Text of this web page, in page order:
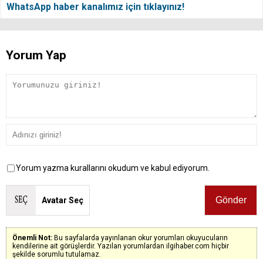
WhatsApp haber kanalımız için tıklayınız!
Yorum Yap
Yorum yazma kurallarını okudum ve kabul ediyorum.
Avatar Seç
Önemli Not: Bu sayfalarda yayınlanan okur yorumları okuyucuların
kendilerine ait görüşlerdir. Yazılan yorumlardan ilgihaber.com hiçbir
şekilde sorumlu tutulamaz.